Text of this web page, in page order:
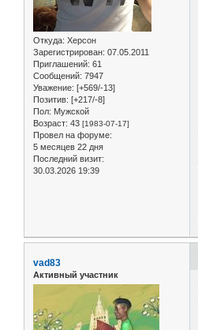
Откуда: Херсон
Зарегистрирован: 07.05.2011
Приглашений: 61
Сообщений: 7947
Уважение: [+569/-13]
Позитив: [+217/-8]
Пол: Мужской
Возраст: 43 [1983-07-17]
Провел на форуме:
5 месяцев 22 дня
Последний визит:
30.03.2026 19:39
vad83
Активный участник